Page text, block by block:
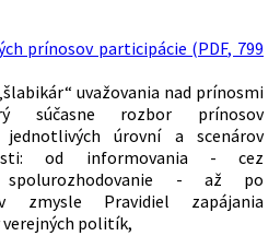
prínosov participácie (PDF, 799
uvažovania nad prínosmi
súčasne rozbor prínosov
úrovní a scenárov
od informovania - cez
- až po
zmysle Pravidiel zapájania
politík,